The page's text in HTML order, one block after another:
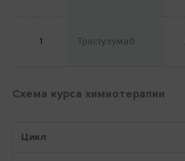
1 Трастузумаб
Схема курса химиотерапии
Цикл